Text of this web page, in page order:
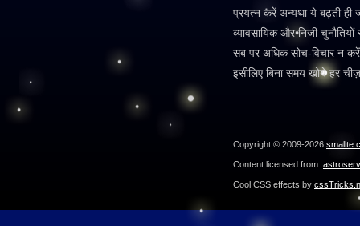
प्रयत्न करें अन्यथा ये बढ़ती ही
व्यावसायिक और निजी
सब पर अधिक सोच-विचार न करें
इसीलिए बिना समय खोये हर
Copyright © 2009-2026
Content licensed from:
Cool CSS effects by